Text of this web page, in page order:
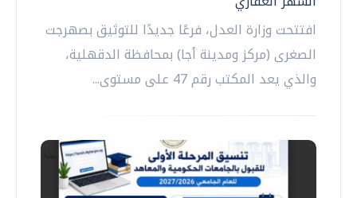
افتتحت وزارة العدل، فرعًا جديدًا للتوثيق بصهرجت
الصغرى (مركز ومدينة أجا) بمحافظة الدقهلية،
والذي يعد المكتب رقم 47 على مستوى...